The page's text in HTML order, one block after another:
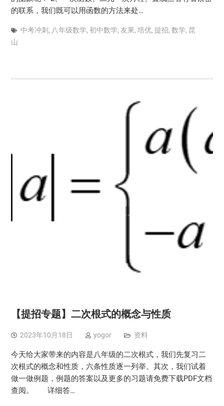
的联系，我们既可以用函数的方法来处…
中考冲刺 , 八年级数学, 初中数学, 友果, 培优, 提招, 数学, 昆
山
【提招专题】二次根式的概念与性质
2023年10月18日 yogor 资料
今天给大家带来的内容是八年级的二次根式，我们先复习二
次根式的概念和性质，六条性质逐一列举。其次，我们试着
做一做例题，例题的答案以及更多的习题请免费下载PDF文档
查阅。 详细答…